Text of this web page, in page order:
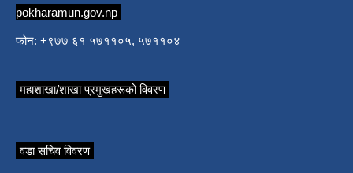
pokharamun.gov.np
फोन: +९७७ ६१ ५७११०५, ५७११०४
महाशाखा/शाखा प्रमुखहरूको विवरण
वडा सचिव विवरण